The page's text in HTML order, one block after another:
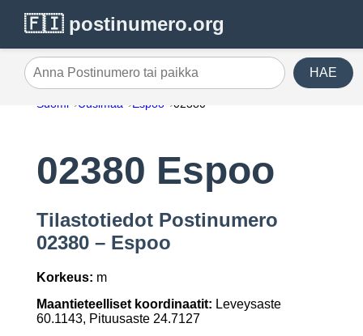
🇫🇮 postinumero.org
Anna Postinumero tai paikka HAE
Suomi Uusimaa Espoo 02380
02380 Espoo
Tilastotiedot Postinumero
02380 – Espoo
Korkeus: m
Maantieteelliset koordinaatit: Leveysaste
60.1143, Pituusaste 24.7127